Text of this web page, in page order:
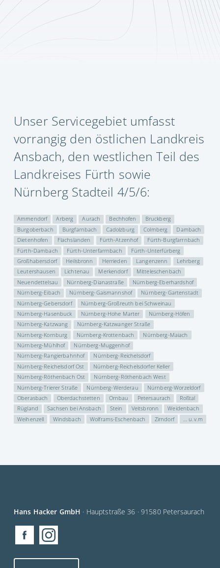
Unser Servicegebiet umfasst
vorrangig den östlichen Landkreis
Ansbach, den westlichen Teil des
Landkreises Fürth sowie
Nürnberg Stadteil 4/5/6:
Ammendorf Arberg Aurach Bechhofen
Bruckberg
Burgoberbach
Burgfarnbach Cadolzburg Colmberg
Dambach
Dietenhofen
Flachslanden Fürth-Atzenhof
Fürth-Burgfarrnbach
Fürth-Dambach
Fürth-Unterfarrnbach
Fürth-Unterfürberg
Großhabersdorf
Heilsbronn Herrieden Langenzenn
Lehrberg
Leutershausen
Lichtenau Merkendorf
Mitteleschenbach
Neuendettelsau
Nürnberg-Dianastraße
Nürnberg-Eberhardshof
Nürnberg-Eibach
Nürnberg-Gaismannshof
Nürnberg-Gartenstadt
Nürnberg-Gebersdorf
Nürnberg-Großreuth bei Schweinau
Nürnberg-Hasenbuck
Nürnberg-Hohe Marter
Nürnberg-Höfen
Nürnberg-Katzwang
Nürnberg-Katzwanger Straße
Nürnberg-Kornburg
Nürnberg-Krottenbach
Nürnberg-Maiach
Nürnberg-Mühlhof
Nürnberg-Muggenhof
Nürnberg-Rangierbahnhof
Nürnberg-Reichelsdorf
Nürnberg-Reichelsdorf Ost
Nürnberg-Reichelsdorfer Keller
Nürnberg-Röthenbach Ost
Nürnberg-Röthenbach West
Nürnberg-Trierer Straße
Nürnberg-Werderau
Nürnberg-Worzeldorf
Oberasbach
Oberdachstetten Ornbau Petersaurach
Roßtal
Rügland
Sachsen bei Ansbach Stein Veitsbronn
Weidenbach
Weihenzell
Windsbach Wolframs-Eschenbach Zirndorf … u.v.m
Hans Hacker GmbH · Hauptstraße 36 · 91580 Petersaurach